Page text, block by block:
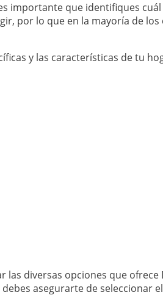
importante que identifiques
por lo que en la mayoría de
y las características de tu
diversas opciones que
asegurarte de seleccionar